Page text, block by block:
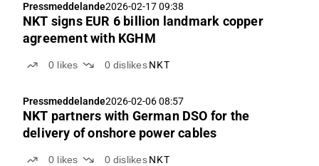
Pressmeddelande2026-02-17 09:38
NKT signs EUR 6 billion landmark copper
agreement with KGHM
0 likes 0 dislikes NKT
Pressmeddelande2026-02-06 08:57
NKT partners with German DSO for the
delivery of onshore power cables
0 likes 0 dislikes NKT